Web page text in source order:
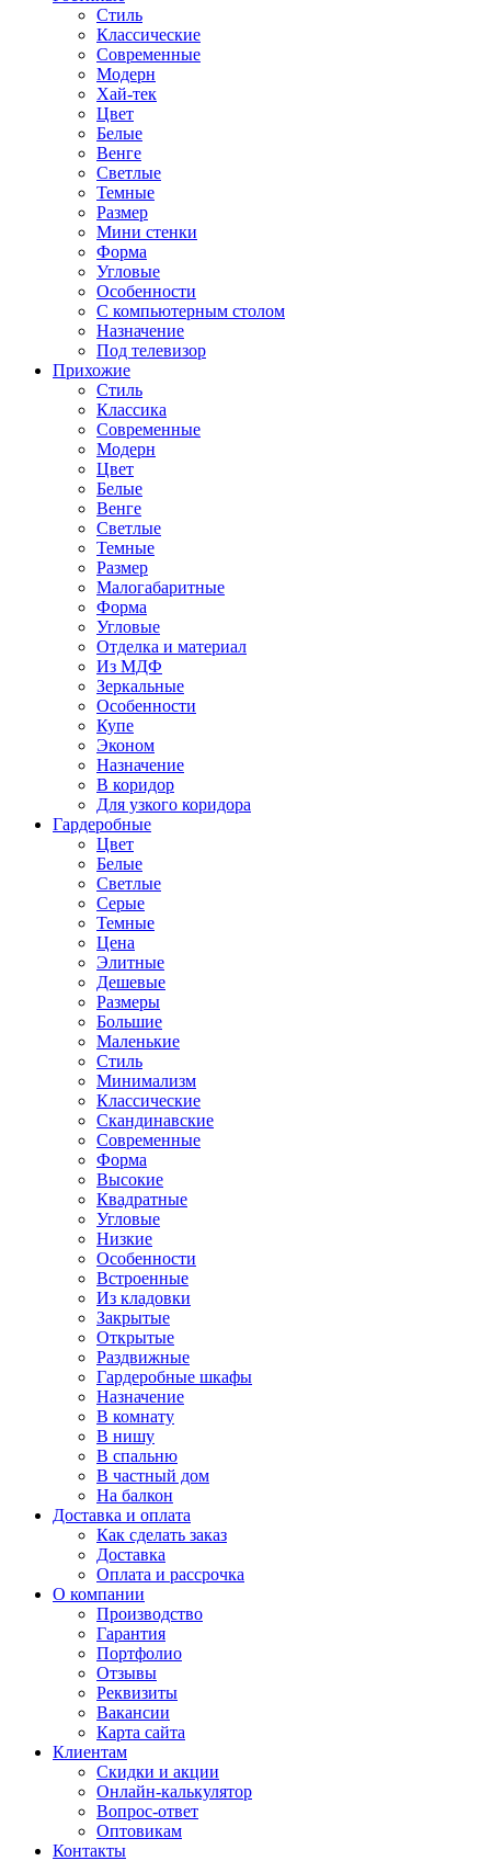
Стиль
Классические
Современные
Модерн
Хай-тек
Цвет
Белые
Венге
Светлые
Темные
Размер
Мини стенки
Форма
Угловые
Особенности
С компьютерным столом
Назначение
Под телевизор
Прихожие
Стиль
Классика
Современные
Модерн
Цвет
Белые
Венге
Светлые
Темные
Размер
Малогабаритные
Форма
Угловые
Отделка и материал
Из МДФ
Зеркальные
Особенности
Купе
Эконом
Назначение
В коридор
Для узкого коридора
Гардеробные
Цвет
Белые
Светлые
Серые
Темные
Цена
Элитные
Дешевые
Размеры
Большие
Маленькие
Стиль
Минимализм
Классические
Скандинавские
Современные
Форма
Высокие
Квадратные
Угловые
Низкие
Особенности
Встроенные
Из кладовки
Закрытые
Открытые
Раздвижные
Гардеробные шкафы
Назначение
В комнату
В нишу
В спальню
В частный дом
На балкон
Доставка и оплата
Как сделать заказ
Доставка
Оплата и рассрочка
О компании
Производство
Гарантия
Портфолио
Отзывы
Реквизиты
Вакансии
Карта сайта
Клиентам
Скидки и акции
Онлайн-калькулятор
Вопрос-ответ
Оптовикам
Контакты